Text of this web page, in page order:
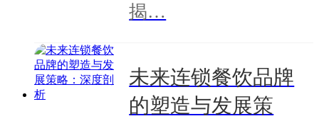
揭…
未来连锁餐饮品牌
的塑造与发展策